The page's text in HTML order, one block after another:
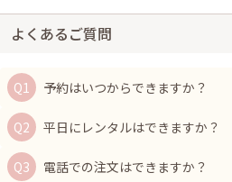
よくあるご質問
予約はいつからできますか？
平日にレンタルはできますか？
電話での注文はできますか？